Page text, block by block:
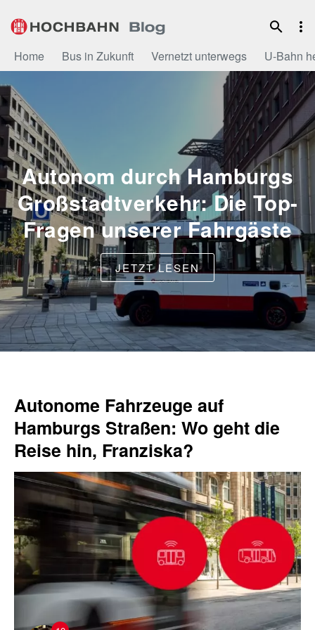
Inhalt
Home Bus in Zukunft Vernetzt unterwegs U-Bahn
Autonom durch Hamburgs
Großstadtverkehr: Die Top-
Fragen unserer Fahrgäste
JETZT LESEN
Autonome Fahrzeuge auf
Hamburgs Straßen: Wo geht die
Reise hin, Franziska?